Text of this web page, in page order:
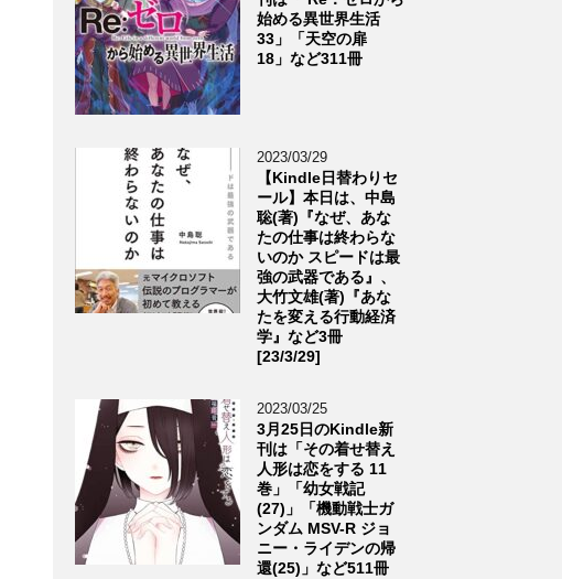
始める異世界生活
33」「天空の扉
18」など311冊
2023/03/29
【Kindle日替わりセ
ール】本日は、中島
聡(著)『なぜ、あな
たの仕事は終わらな
いのか スピードは最
強の武器である』、
大竹文雄(著)『あな
たを変える行動経済
学』など3冊
[23/3/29]
2023/03/25
3月25日のKindle新
刊は「その着せ替え
人形は恋をする 11
巻」「幼女戦記
(27)」「機動戦士ガ
ンダム MSV-R ジョ
ニー・ライデンの帰
還(25)」など511冊